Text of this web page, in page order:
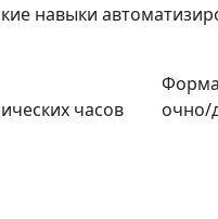
навыки
часов
очно/